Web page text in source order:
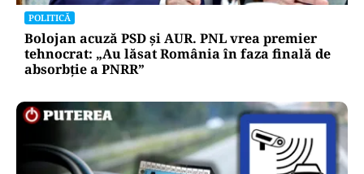
POLITICĂ
Bolojan acuză PSD și AUR. PNL vrea premier
tehnocrat: „Au lăsat România în faza finală de
absorbţie a PNRR”